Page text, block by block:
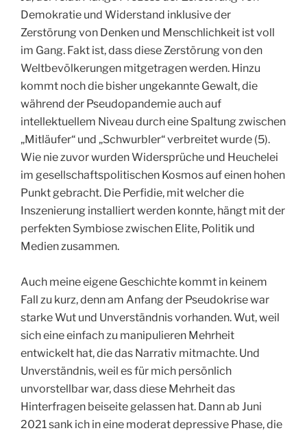
Demokratie und Widerstand inklusive der
Zerstörung von Denken und Menschlichkeit ist voll
im Gang. Fakt ist, dass diese Zerstörung von den
Weltbevölkerungen mitgetragen werden. Hinzu
kommt noch die bisher ungekannte Gewalt, die
während der Pseudopandemie auch auf
intellektuellem Niveau durch eine Spaltung zwischen
„Mitläufer“ und „Schwurbler“ verbreitet wurde (5).
Wie nie zuvor wurden Widersprüche und Heuchelei
im gesellschaftspolitischen Kosmos auf einen hohen
Punkt gebracht. Die Perfidie, mit welcher die
Inszenierung installiert werden konnte, hängt mit der
perfekten Symbiose zwischen Elite, Politik und
Medien zusammen.
Auch meine eigene Geschichte kommt in keinem
Fall zu kurz, denn am Anfang der Pseudokrise war
starke Wut und Unverständnis vorhanden. Wut, weil
sich eine einfach zu manipulieren Mehrheit
entwickelt hat, die das Narrativ mitmachte. Und
Unverständnis, weil es für mich persönlich
unvorstellbar war, dass diese Mehrheit das
Hinterfragen beiseite gelassen hat. Dann ab Juni
2021 sank ich in eine moderat depressive Phase, die